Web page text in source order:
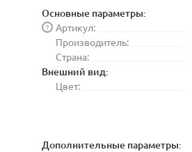
Основные параметры:
Артикул:
?
Производитель:
Страна:
Внешний вид:
Цвет:
Дополнительные параметры: